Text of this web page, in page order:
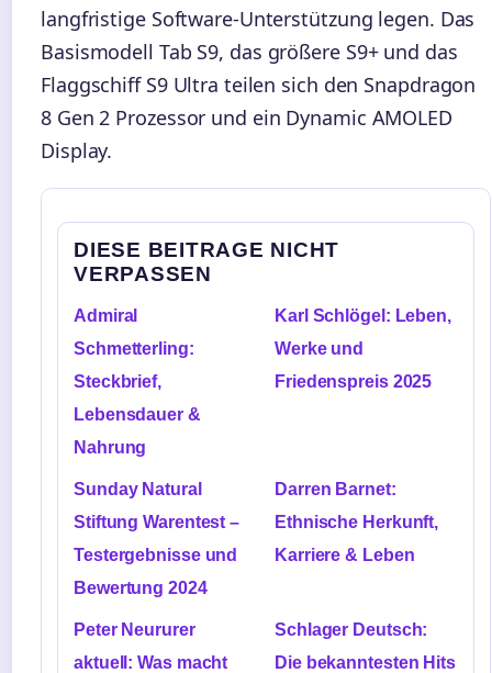
langfristige Software-Unterstützung legen. Das
Basismodell Tab S9, das größere S9+ und das
Flaggschiff S9 Ultra teilen sich den Snapdragon
8 Gen 2 Prozessor und ein Dynamic AMOLED
Display.
DIESE BEITRAGE NICHT
VERPASSEN
Admiral
Schmetterling:
Steckbrief,
Lebensdauer &
Nahrung
Karl Schlögel: Leben,
Werke und
Friedenspreis 2025
Sunday Natural
Stiftung Warentest –
Testergebnisse und
Bewertung 2024
Darren Barnet:
Ethnische Herkunft,
Karriere & Leben
Peter Neururer
aktuell: Was macht
Schlager Deutsch:
Die bekanntesten Hits